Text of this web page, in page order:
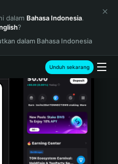
dalam Bahasa Indonesia.
?
dalam Bahasa Indonesia
Unduh sekarang